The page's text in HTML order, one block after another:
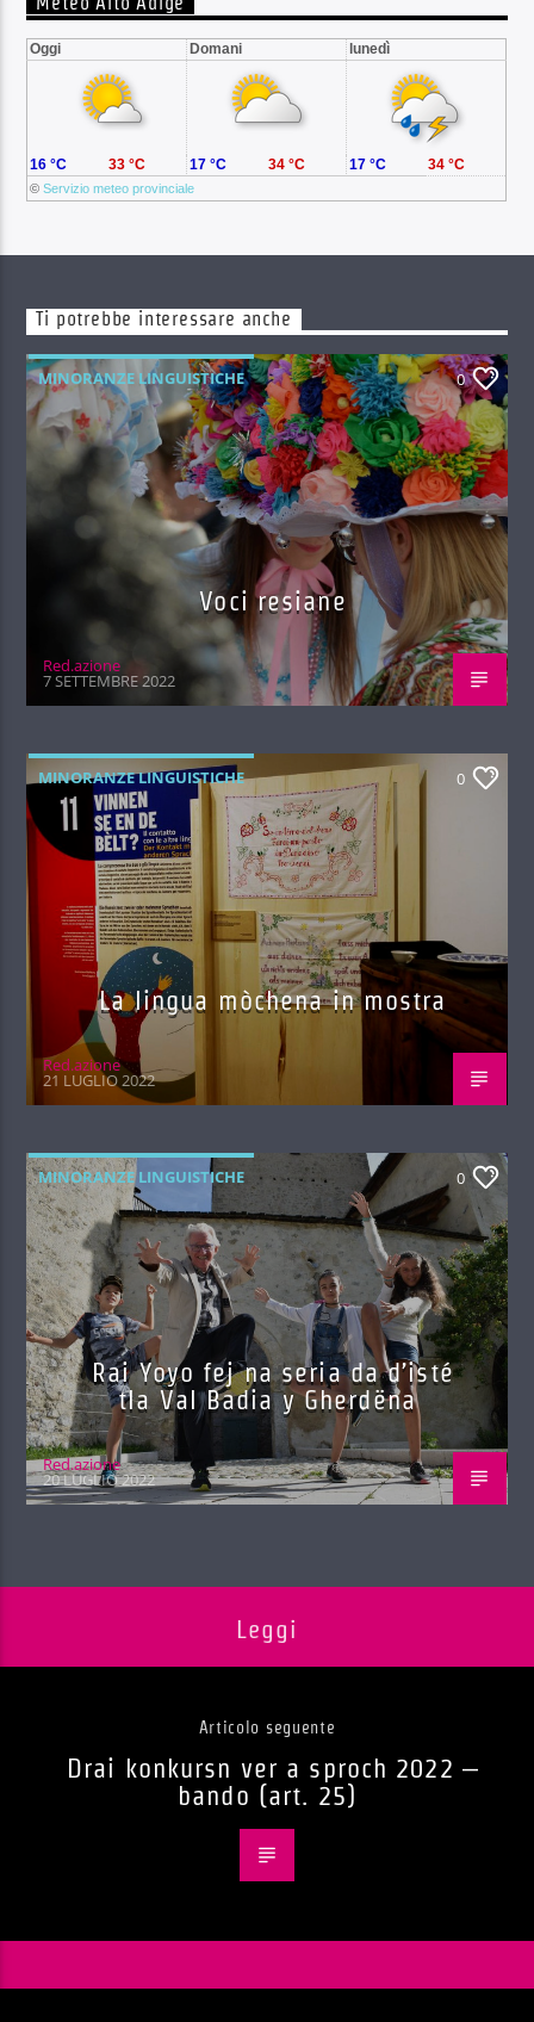
Oggi Domani lunedì
©Servizio meteo provinciale
16 °C 33 °C 17 °C 34 °C 17 °C 34 °C
Ti potrebbe interessare anche
MINORANZE LINGUISTICHE 0
Voci resiane
Red.azione
7 SETTEMBRE 2022
MINORANZE LINGUISTICHE 0
La lingua mòchena in mostra
Red.azione
21 LUGLIO 2022
MINORANZE LINGUISTICHE 0
Rai Yoyo fej na seria da d’isté
tla Val Badia y Gherdëna
Red.azione
20 LUGLIO 2022
Leggi
Articolo seguente
Drai konkursn ver a sproch 2022 –
bando (art. 25)